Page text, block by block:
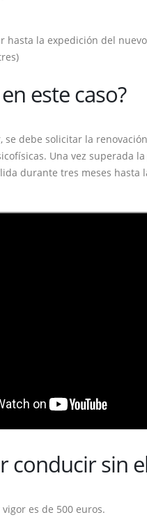
hasta la expedición del nuevo
este caso?
debe solicitar la
Una vez superada
durante tres meses hasta
conducir sin
es de 500 euros.